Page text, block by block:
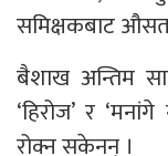
समिक्षकबाट औसत
बैशाख अन्तिम
‘हिरोज’ र
रोक्न सकेनन् ।